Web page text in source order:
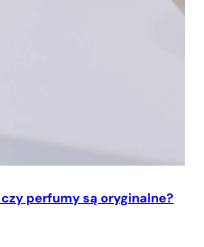
perfumy są oryginalne?